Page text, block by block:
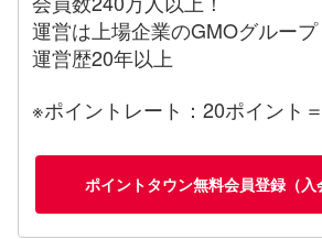
運営は上場企業のGMOグループ
運営歴20年以上
※ポイントレート：20ポイント
ポイントタウン無料会員登録（入